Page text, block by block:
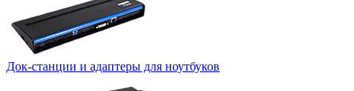
Док-станции и адаптеры для ноутбуков